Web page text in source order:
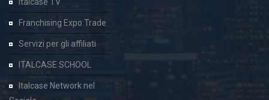
Franchising Expo Trade
Servizi per gli affiliati
ITALCASE SCHOOL
Italcase Network nel